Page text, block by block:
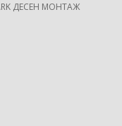
ДЕСЕН МОНТАЖ